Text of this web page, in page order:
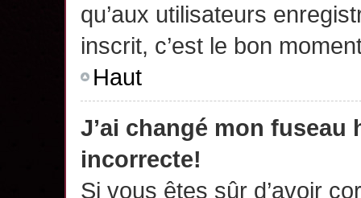
qu’aux utilisateurs
inscrit, c’est le bon
Haut
J’ai changé mon fuseau
incorrecte!
Si vous êtes sûr d’avoir